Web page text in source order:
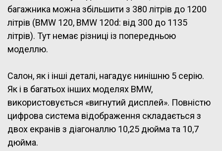
багажника можна збільшити з 380 літрів до 1200
літрів (BMW 120, BMW 120d: від 300 до 1135
літрів). Тут немає різниці із попередньою
моделлю.
Салон, як і інші деталі, нагадує нинішню 5 серію.
Як і в багатьох інших моделях BMW,
використовується «вигнутий дисплей». Повністю
цифрова система відображення складається з
двох екранів з діагоналлю 10,25 дюйма та 10,7
дюйма.